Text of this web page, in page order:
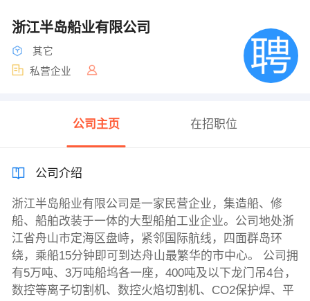
浙江半岛船业有限公司
其它
私营企业
公司主页 在招职位
公司介绍
浙江半岛船业有限公司是一家民营企业，集造船、修
船、船舶改装于一体的大型船舶工业企业。公司地处浙
江省舟山市定海区盘峙，紧邻国际航线，四面群岛环
绕，乘船15分钟即可到达舟山最繁华的市中心。 公司拥
有5万吨、3万吨船坞各一座，400吨及以下龙门吊4台，
数控等离子切割机、数控火焰切割机、CO2保护焊、平